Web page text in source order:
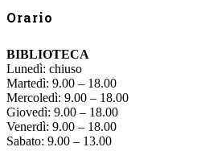
Orario
BIBLIOTECA
Lunedì: chiuso
Martedì: 9.00 – 18.00
Mercoledì: 9.00 – 18.00
Giovedì: 9.00 – 18.00
Venerdì: 9.00 – 18.00
Sabato: 9.00 – 13.00